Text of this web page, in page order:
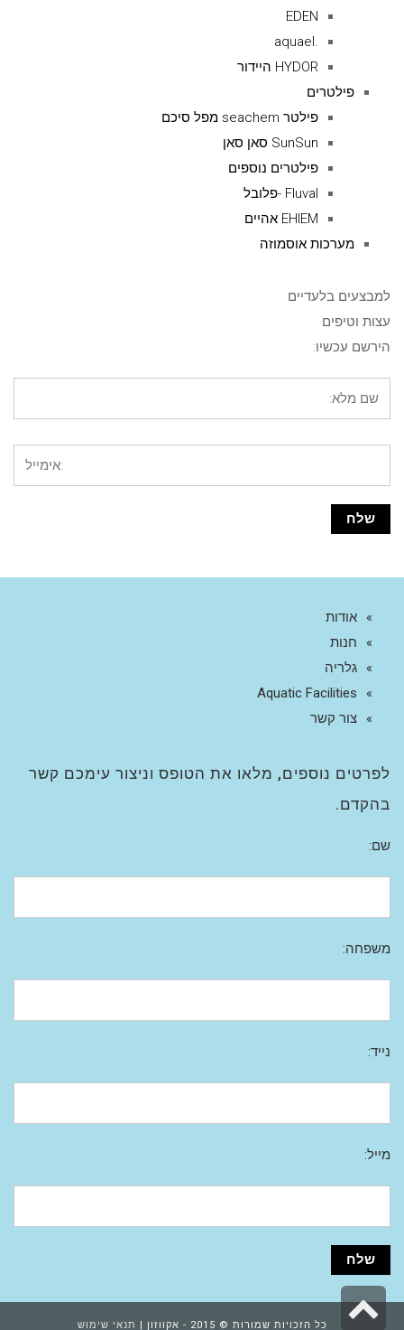
EDEN
.aquael
HYDOR היידור
פילטרים
פילטר seachem מפל סיכם
SunSun סאן סאן
פילטרים נוספים
Fluval -פלובל
EHIEM אהיים
מערכות אוסמוזה
למבצעים בלעדיים
עצות וטיפים
הירשם עכשיו:
אודות
חנות
גלריה
Aquatic Facilities
צור קשר
לפרטים נוספים, מלאו את הטופס וניצור עימכם קשר
בהקדם.
שם:
משפחה:
נייד:
מייל:
כל הזכויות שמורות © 2015 - אקווזון | תנאי שימוש
גלילה